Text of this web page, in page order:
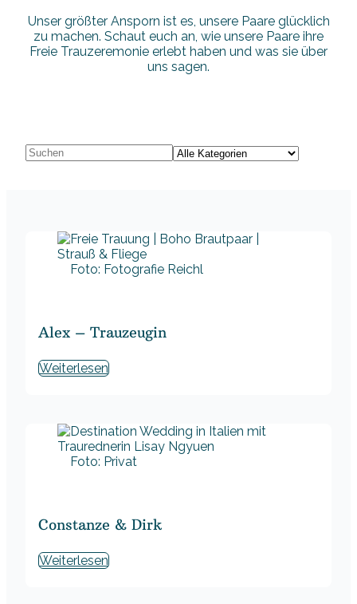
Unser größter Ansporn ist es, unsere Paare glücklich
zu machen. Schaut euch an, wie unsere Paare ihre
Freie Trauzeremonie erlebt haben und was sie über
uns sagen.
Foto: Fotografie Reichl
Alex – Trauzeugin
Weiterlesen
Foto: Privat
Constanze & Dirk
Weiterlesen